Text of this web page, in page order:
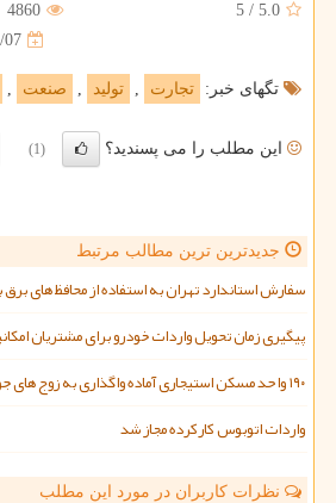
5.0
/
5
4860
07
تگهای خبر: تجارت تولید صنعت
این مطلب را می پسندید؟ (1)
جدیدترین ترین مطالب مرتبط
سفارش استاندارد تهران به استفاده از محافظ های برق
پیگیری زمان تحویل واردات خودرو برای مشتریان
۱۹۰ واحد مسکن استیجاری آماده واگذاری به زوج های جوان است
واردات اتوبوس کارکرده مجاز شد
نظرات کاربران در مورد این مطلب